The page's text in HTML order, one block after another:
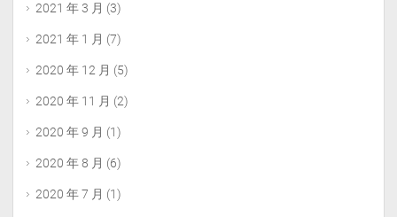
2021 年 3 月 (3)
2021 年 1 月 (7)
2020 年 12 月 (5)
2020 年 11 月 (2)
2020 年 9 月 (1)
2020 年 8 月 (6)
2020 年 7 月 (1)